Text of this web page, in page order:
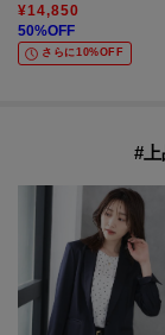
¥14,850
50%OFF
さらに10%OFF
#上